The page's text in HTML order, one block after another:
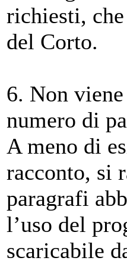
richiesti,
del Corto.
6. Non
numero di
A meno di
racconto, si
paragrafi
l’uso del
scaricabile